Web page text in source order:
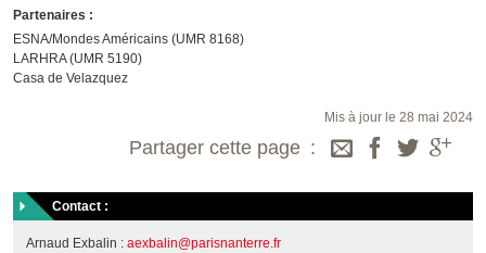
Partenaires :
ESNA/Mondes Américains (UMR 8168)
LARHRA (UMR 5190)
Casa de Velazquez
Mis à jour le 28 mai 2024
Partager cette page
Contact :
Arnaud Exbalin : aexbalin@parisnanterre.fr